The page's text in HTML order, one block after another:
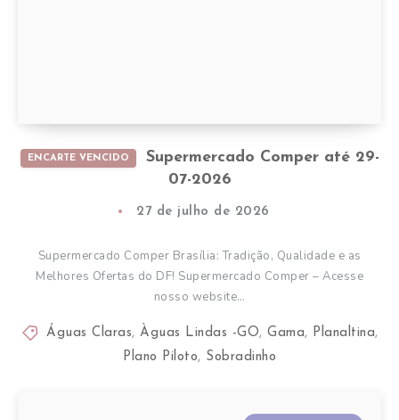
ENCARTE VENCIDO
Supermercado Comper até 29-
07-2026
27 de julho de 2026
Supermercado Comper Brasília: Tradição, Qualidade e as
Melhores Ofertas do DF! Supermercado Comper – Acesse
nosso website…
Águas Claras, Àguas Lindas -GO, Gama, Planaltina,
Plano Piloto, Sobradinho